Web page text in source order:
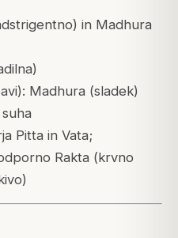
in Madhura
Madhura (sladek)
Pitta in Vata;
Rakta (krvno